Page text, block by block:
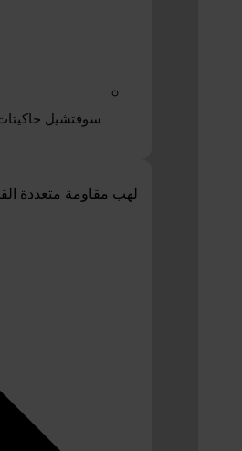
سوفتشيل جاكيتات
لهب مقاومة متعددة القاعدة